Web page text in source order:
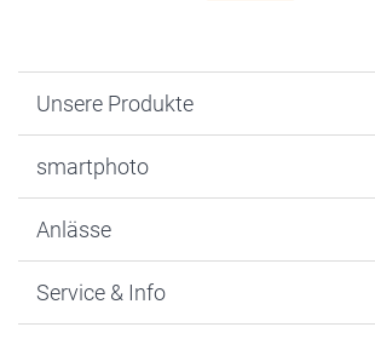
Unsere Produkte
Fotogeschenke
MyNameBook
Fotoabzüge, Fotos als Buch & Poster
smartphoto
Warum smartphoto
Datenschutz
Anlässe
Neujahr
Service & Info